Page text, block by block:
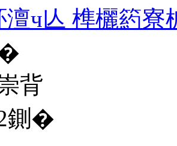
澶ч亾 榫欐箹寮
背
鍘�